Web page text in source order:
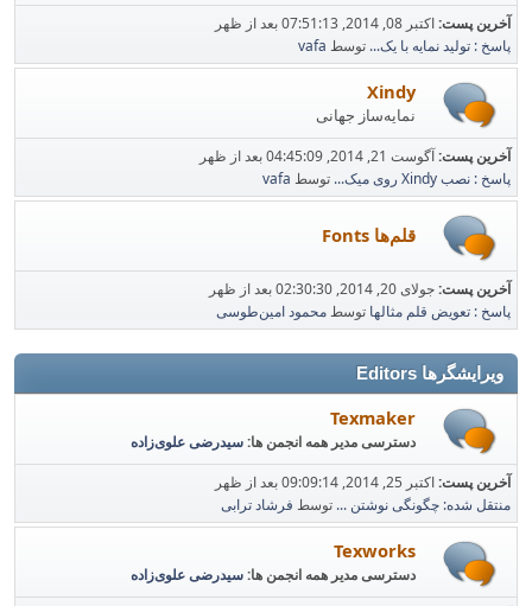
آخرین پست:اکتبر 08, 2014, 07:51:13 بعد از ظهر
پاسخ : تولید نمایه با یک... توسط vafa
Xindy
نمایه‌ساز جهانی
آخرین پست:آگوست 21, 2014, 04:45:09 بعد از ظهر
پاسخ : نصب Xindy روی میک...
توسط vafa
قلم‌ها Fonts
آخرین پست:جولای 20, 2014, 02:30:30 بعد از ظهر
پاسخ : تعویض قلم مثالها توسطمحمود امین‌طوسی
ویرایشگرها Editors
Texmaker
دسترسی مدیر همه انجمن ها:سیدرضی علوی‌زاده
آخرین پست:اکتبر 25, 2014, 09:09:14 بعد از ظهر
منتقل شده: چگونگی نوشتن ... توسط فرشاد ترابی
Texworks
دسترسی مدیر همه انجمن ها:سیدرضی علوی‌زاده